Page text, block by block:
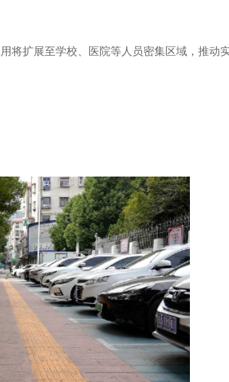
将扩展至学校、医院等人员密集区域，推动